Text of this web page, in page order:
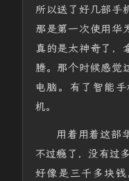
所以送了好几部手
那是第一次使用华
真的是太神奇了，
腾。那个时候感觉
电脑。有了智能
机。
用着用着这部
不过瘾了，没有过
好像是三千多块